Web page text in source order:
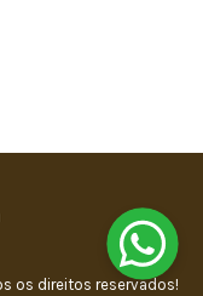
os direitos reservados!